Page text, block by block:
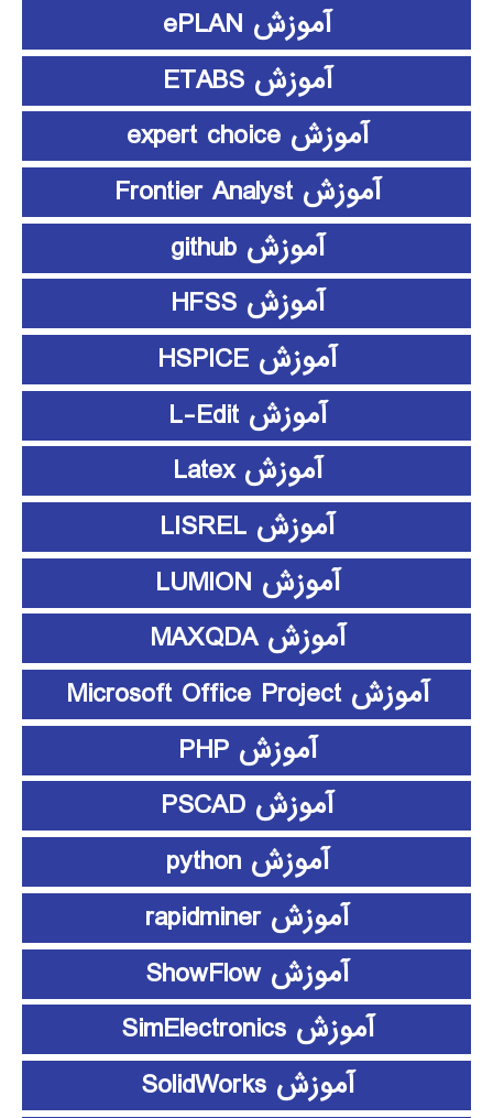
آموزش ePLAN
آموزش ETABS
آموزش expert choice
آموزش Frontier Analyst
آموزش github
آموزش HFSS
آموزش HSPICE
آموزش L-Edit
آموزش Latex
آموزش LISREL
آموزش LUMION
آموزش MAXQDA
آموزش Microsoft Office Project
آموزش PHP
آموزش PSCAD
آموزش python
آموزش rapidminer
آموزش ShowFlow
آموزش SimElectronics
آموزش SolidWorks